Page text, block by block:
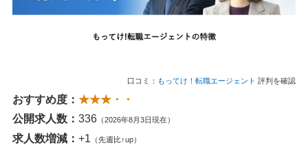
口コミ： もってけ！転職エージェント 評判を確認
おすすめ度： ★★★・・
公開求人数： 336 （2026年8月3日現在）
求人数増減： +1 （先週比↑up）